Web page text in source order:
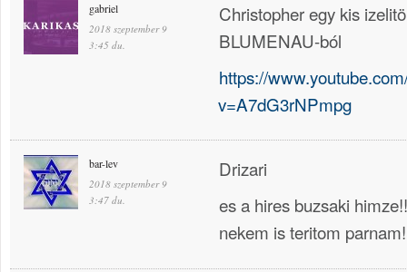
gabriel
2018 szeptember 9
3:45 du.
Christopher egy kis
BLUMENAU-ból
https://
v=A7dG3rNPmpg
bar-lev
2018 szeptember 9
3:47 du.
Drizari
es a hires buzsaki
nekem is teritom parnam!